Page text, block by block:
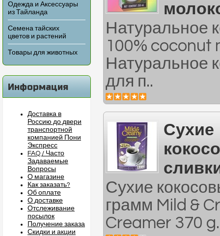
Одежда и Аксессуары
из Тайланда
Семена тайских
цветов и растений
Товары для животных
Информация
Доставка в
Россию до двери
транспортной
компанией Пони
Экспресс
FAQ / Часто
Задаваемые
Вопросы
О магазине
Как заказать?
Об оплате
О доставке
Отслеживание
посылок
Получение заказа
Скидки и акции
Натуральное
100% coconut
Натуральное
для п..
Сухие
Сухие
грамм Mild &
Creamer 370